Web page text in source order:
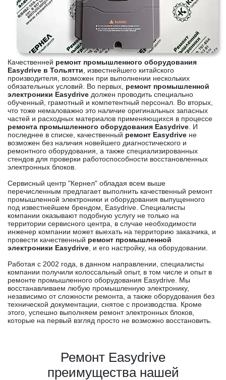
Качественней ремонт промышленного оборудования
Easydrive в Тольятти , известнейшего китайского
производителя, возможен при выполнении нескольких
обязательных условий. Во первых, ремонт промышленной
электроники Easydrive должен проводить специально
обученный, грамотный и компетентный персонал. Во вторых,
что тоже немаловажно это наличие оригинальных запасных
частей и расходных материалов применяющихся в процессе
ремонта промышленного оборудования Easydrive . И
последнее в списке, качественный ремонт Easydrive не
возможен без наличия новейшего диагностического и
ремонтного оборудования, а также специализированных
стендов для проверки работоспособности восстановленных
электронных блоков.
Сервисный центр "Кернел" обладая всем выше
перечисленным предлагает выполнить качественный ремонт
промышленной электроники и оборудования выпущенного
под известнейшем брендом, Easydrive. Специалисты
компании оказывают подобную услугу не только на
территории сервисного центра, в случае необходимости
инженер компании может выехать на территорию заказчика, и
провести качественный ремонт промышленной
электроники Easydrive , и его настройку, на оборудовании.
Работая с 2002 года, в данном направлении, специалисты
компании получили колоссальный опыт, в том числе и опыт в
ремонте промышленного оборудования Easydrive. Мы
восстанавливаем любую промышленную электронику,
независимо от сложности ремонта, а также оборудования без
технической документации, снятое с производства. Кроме
этого, успешно выполняем ремонт электронных блоков,
которые на первый взгляд просто не возможно восстановить.
Ремонт Easydrive
преимущества нашей